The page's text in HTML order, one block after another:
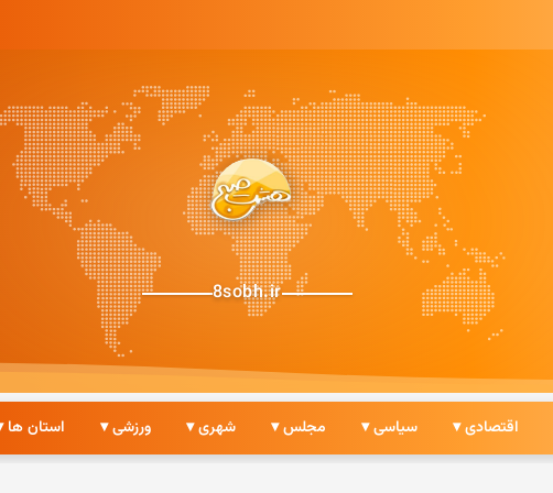
8sobh.ir
اقتصادی ▾ سیاسی ▾ مجلس ▾ شهری ▾ ورزشی ▾ استان ها